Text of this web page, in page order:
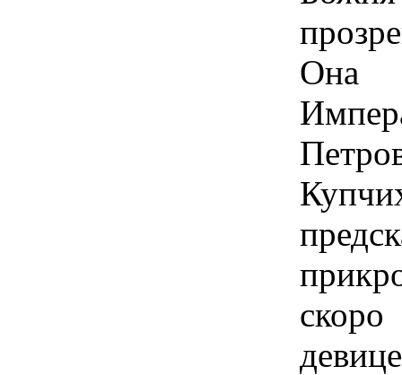
Она